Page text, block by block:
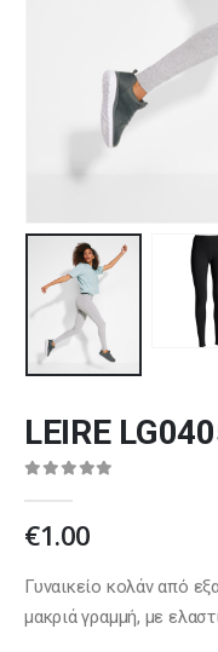
LEIRE
€1.00
Γυναικείο κολάν από
μακριά γραμμή, με